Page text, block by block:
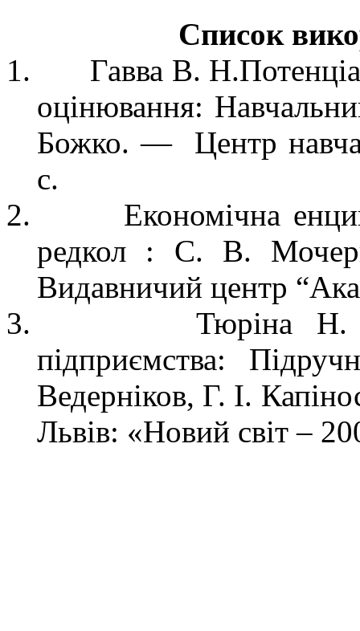
Список
1.
Гавва В.
оцінювання:
Божко. —
Центр
с.
2.
Економічна
редкол: С. В.
Видавничий центр
3.
Тюріна Н.
підприємства:
Ведерніков, Г. І.
Львів: «Новий світ –